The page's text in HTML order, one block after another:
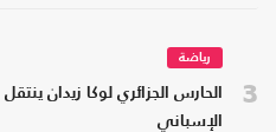
3
رياضة
الحارس الجزائري لوكا زيدان
الإسباني